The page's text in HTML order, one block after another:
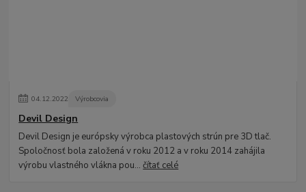
04.12.2022 Výrobcovia
Devil Design
Devil Design je európsky výrobca plastových strún pre 3D tlač.
Spoločnosť bola založená v roku 2012 a v roku 2014 zahájila
výrobu vlastného vlákna pou...čítať celé